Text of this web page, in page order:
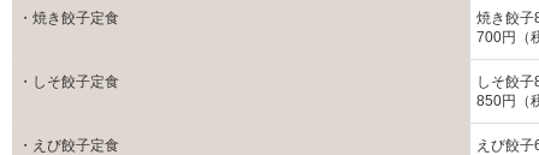
・焼き餃子定食
焼き餃子
700円（
・しそ餃子定食
しそ餃
850円（
・えび餃子定食
えび餃